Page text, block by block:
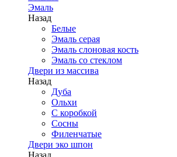
Эмаль
Назад
Белые
Эмаль серая
Эмаль слоновая кость
Эмаль со стеклом
Двери из массива
Назад
Дуба
Ольхи
С коробкой
Сосны
Филенчатые
Двери эко шпон
Назад